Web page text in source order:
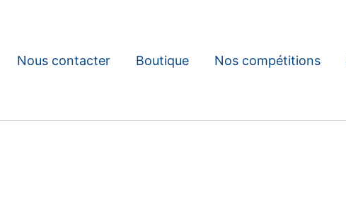
Nous contacter Boutique Nos compétitions